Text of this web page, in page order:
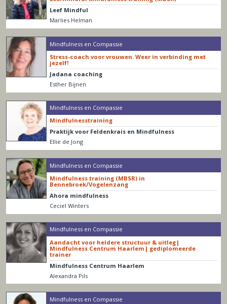
Leef Mindful
Marlies Helman
Mindfulness en Compassie
Stress-coach voor vrouwen. Weer in verbinding met
jezelf!
Jadana coaching
Esther Bijnen
Mindfulness en Compassie
Mindfulnesstraining
Praktijk voor Feldenkrais en Mindfulness
Ellie de Jong
Mindfulness en Compassie
Mindfulness training (MBSR) in
Bennebroek/Vogelenzang
Ahora mindfulness
Ceciel Winters
Mindfulness en Compassie
Aandacht voor heldere structuur & uitleg|
Mindfulness Centrum Haarlem| gediplomeerde
trainer
Mindfulness Centrum Haarlem
Alexandra Pils
Mindfulness en Compassie